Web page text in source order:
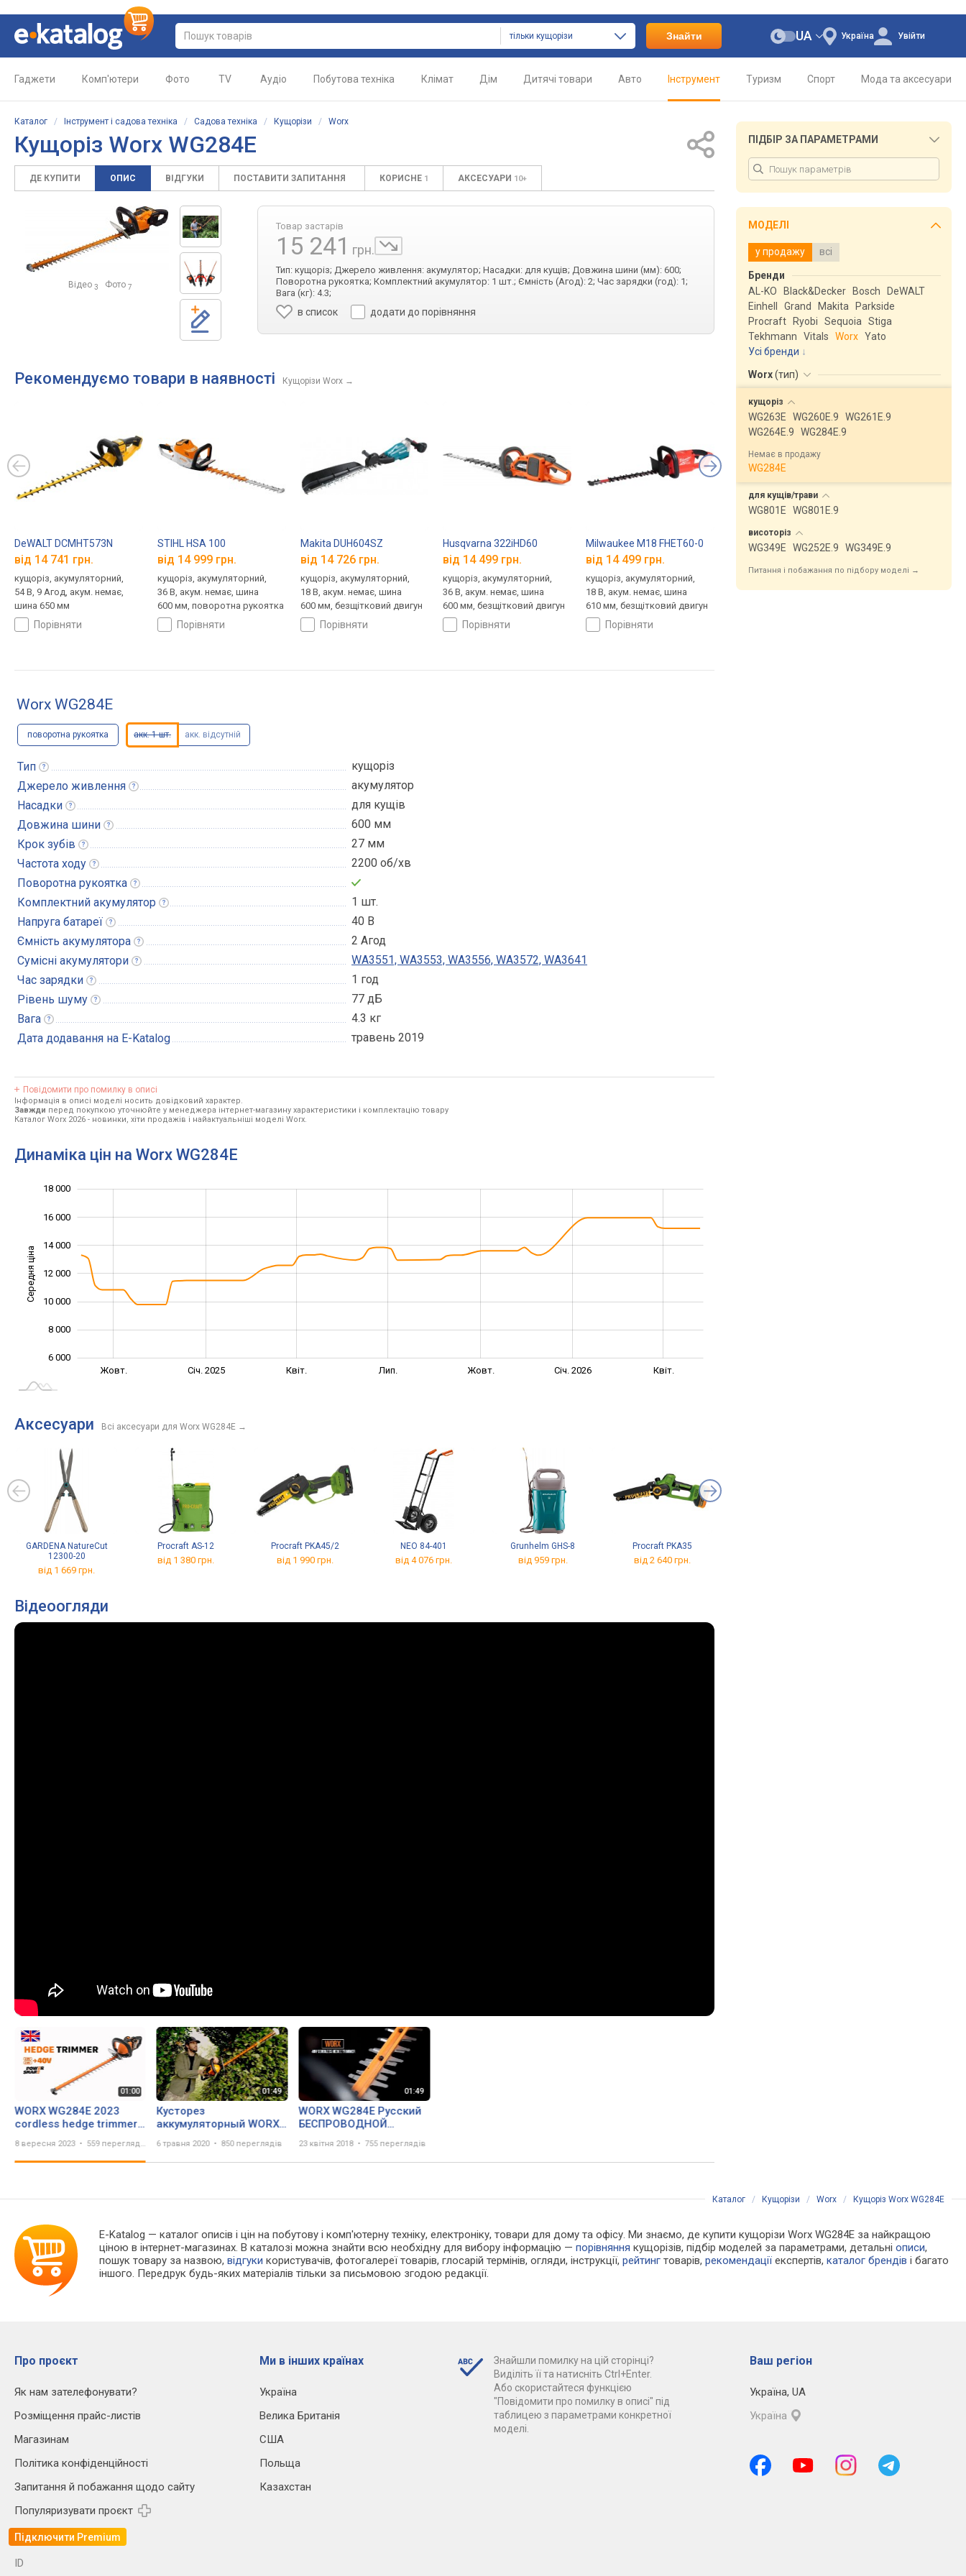
тільки кущорізи Знайти Україна
UA Увійти
Гаджети Комп'ютери Фото TV Аудіо Побутова техніка Клімат Дім Дитячі товари Авто Інструмент Туризм Спорт Мода та аксесуари
Каталог / Інструмент і садова техніка / Садова техніка / Кущорізи / Worx
Кущоріз Worx WG284E
ДЕ КУПИТИ ОПИС ВІДГУКИ ПОСТАВИТИ ЗАПИТАННЯ КОРИСНЕ 1 АКСЕСУАРИ 10+
Відео 3 Фото 7
Товар застарів
15 241 грн.
Тип: кущоріз; Джерело живлення: акумулятор; Насадки: для кущів; Довжина шини (мм): 600;
Поворотна рукоятка; Комплектний акумулятор: 1 шт.; Ємність (Агод): 2; Час зарядки (год): 1;
Вага (кг): 4.3;
в список додати до порівняння
Рекомендуємо товари в наявності Кущорізи Worx →
DeWALT DCMHT573N
від 14 741 грн.
кущоріз, акумуляторний,
54 В, 9 Агод, акум. немає,
шина 650 мм
порівняти
STIHL HSA 100
від 14 999 грн.
кущоріз, акумуляторний,
36 В, акум. немає, шина
600 мм, поворотна рукоятка
порівняти
Makita DUH604SZ
від 14 726 грн.
кущоріз, акумуляторний,
18 В, акум. немає, шина
600 мм, безщітковий двигун
порівняти
Husqvarna 322iHD60
від 14 499 грн.
кущоріз, акумуляторний,
36 В, акум. немає, шина
600 мм, безщітковий двигун
порівняти
Milwaukee M18 FHET60-0
від 14 499 грн.
кущоріз, акумуляторний,
18 В, акум. немає, шина
610 мм, безщітковий двигун
порівняти
STIHL HSA 60
36 В, акум. немає, шина
Milwaukee M18
18 В, акум. немає,
Worx WG284E
поворотна рукоятка акк. 1 шт. акк. відсутній
Тип
кущоріз
Джерело живлення
акумулятор
Насадки
для кущів
Довжина шини
600 мм
Крок зубів
27 мм
Частота ходу
2200 об/хв
Поворотна рукоятка
Комплектний акумулятор
1 шт.
Напруга батареї
40 В
Ємність акумулятора
2 Агод
Сумісні акумулятори
WA3551, WA3553, WA3556, WA3572, WA3641
Час зарядки
1 год
Рівень шуму
77 дБ
Вага
4.3 кг
Дата додавання на E-Katalog
травень 2019
Повідомити про помилку в описі
Інформація в описі моделі носить довідковий характер.
Завжди перед покупкою уточнюйте у менеджера інтернет-магазину характеристики і комплектацію товару
Каталог Worx 2026 - новинки, хіти продажів і найактуальніші моделі Worx.
Динаміка цін на Worx WG284E
Середня ціна 10 000
6 000
8 000
10 000
12 000
14 000
16 000
18 000
Жовт. Січ. 2025 Квіт. Лип. Жовт. Січ. 2026 Квіт.
Аксесуари Всі аксесуари для Worx WG284E →
GARDENA NatureCut
12300-20
від 1 669 грн.
Procraft AS-12
від 1 380 грн.
Procraft PKA45/2
від 1 990 грн.
NEO 84-401
від 4 076 грн.
Grunhelm GHS-8
від 959 грн.
Procraft PKA35
від 2 640 грн.
Відеоогляди
WORX WG284E 2023
cordless hedge trimmer
8 вересня 2023 559 переглядів
Кусторез
аккумуляторный WORX
6 травня 2020 850 переглядів
WORX WG284E Русский
БЕСПРОВОДНОЙ
23 квітня 2018 755 переглядів
ПІДБІР ЗА ПАРАМЕТРАМИ
МОДЕЛІ
у продажу всі
Бренди
AL-KO
Black&Decker Bosch
DeWALT
Einhell
Grand Makita
Parkside
Procraft
Ryobi Sequoia
Stiga
Tekhmann
Vitals Worx Yato
Усі бренди
Worx(тип)
кущоріз
WG263E WG260E.9
WG261E.9
WG264E.9
WG284E.9
Немає в продажу
WG284E
для кущів/трави
WG801E WG801E.9
висоторіз
WG349E WG252E.9 WG349E.9
Питання і побажання по підбору моделі →
Каталог / Кущорізи / Worx / Кущоріз Worx WG284E
E-Katalog — каталог описів і цін на побутову і комп'ютерну техніку, електроніку, товари для дому та офісу. Ми знаємо, де купити кущорізи Worx WG284E за найкращою
ціною в інтернет-магазинах. В каталозі можна знайти всю необхідну для вибору інформацію —порівняння кущорізів, підбір моделей за параметрами, детальніописи,
пошук товару за назвою,відгуки користувачів, фотогалереї товарів, глосарій термінів, огляди, інструкції,рейтинг товарів,рекомендації експертів,каталог брендів і багато
іншого. Передрук будь-яких матеріалів тільки за письмовою згодою редакції.
Про проєкт
Як нам зателефонувати?
Розміщення прайс-листів
Магазинам
Політика конфіденційності
Запитання й побажання щодо сайту
Популяризувати проєкт
Підключити Premium
Ми в інших країнах
Україна
Велика Британія
США
Польща
Казахстан
Знайшли помилку на цій сторінці?
Виділіть її та натисніть Ctrl+Enter.
Або скористайтеся функцією
"Повідомити про помилку в описі" під
таблицею з параметрами конкретної
моделі.
Ваш регіон
Україна, UA
Україна
ID